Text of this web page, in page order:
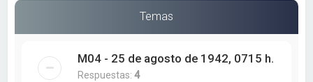
Temas
M04 - 25 de agosto de 1942, 0715 h.
Respuestas:4